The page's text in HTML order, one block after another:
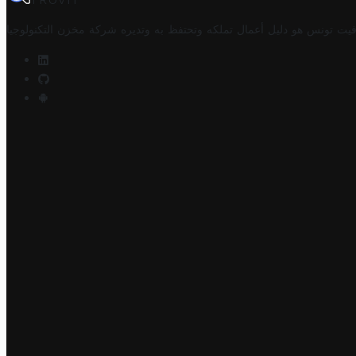
تونس هو دليل أعمال تملكه وتحتفظ به وتديره شركة مخزن التكنولوجيا